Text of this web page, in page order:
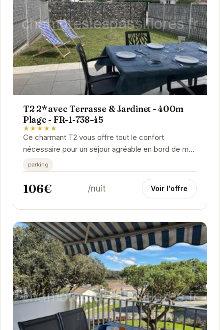
T2 2* avec Terrasse & Jardinet - 400m
Plage - FR-1-738-45
★★★★★
Ce charmant T2 vous offre tout le confort
nécessaire pour un séjour agréable en bord de mer.
La terrasse et le jardinet privatifs sont parfaits...
parking
106€ /nuit Voir l'offre